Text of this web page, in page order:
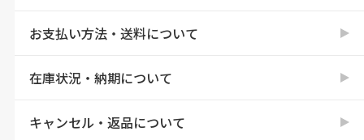
お支払い方法・送料について
在庫状況・納期について
キャンセル・返品について